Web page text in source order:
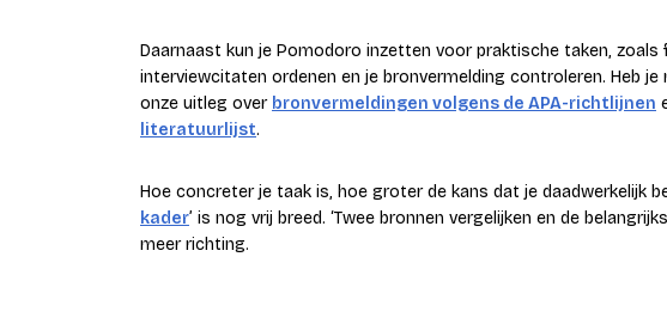
Daarnaast kun je Pomodoro inzetten voor praktische taken, zoals
interviewcitaten ordenen en je bronvermelding controleren. Heb
onze uitleg over bronvermeldingen volgens de APA-richtlijnen
literatuurlijst.
Hoe concreter je taak is, hoe groter de kans dat je daadwerkelijk
kader’ is nog vrij breed. ‘Twee bronnen vergelijken en de
meer richting.